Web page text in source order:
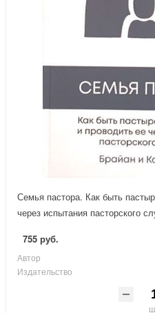
Семья пастора. Как быть
через испытания пасторского
755 руб.
Автор
Издательство